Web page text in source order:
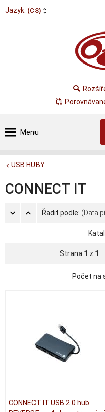
Jazyk: (CS)
Menu
USB HUBY
CONNECT IT
Řadit podle: (Data
Strana 1 z 1
Počet na
CONNECT IT USB 2.0 hub